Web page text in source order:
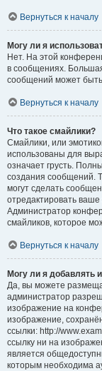
Вернуться к началу
Могу ли я
Нет. На этой
в сообщениях.
сообщений может
Вернуться к началу
Что такое смайлики?
Смайлики, или
использованы для
означает грусть.
создания сообщений.
могут сделать
отредактировать
Администратор
смайликов, которое
Вернуться к началу
Могу ли я добавлять
Да, вы можете
администратор
изображение на
изображение,
ссылки: http://
ссылку ни на
является
которым необходима